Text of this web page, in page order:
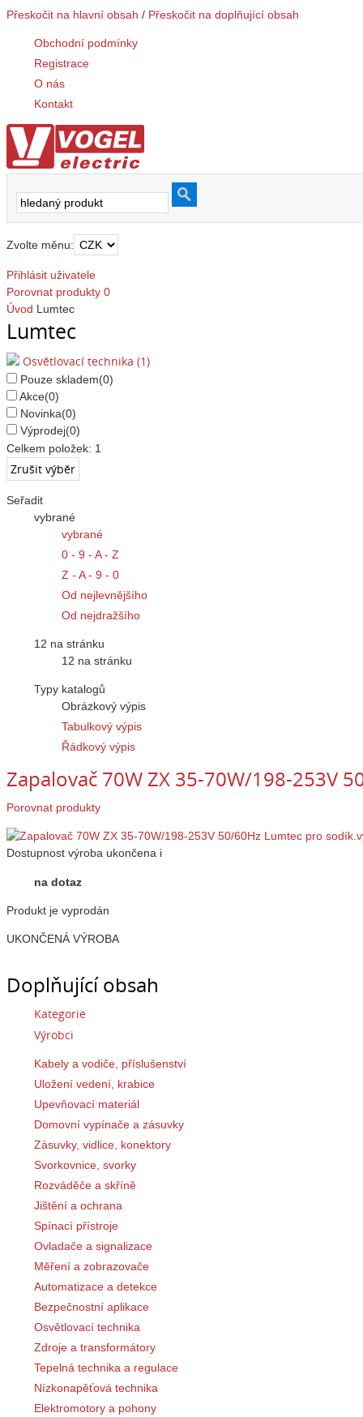
Přeskočit na hlavní obsah / Přeskočit na doplňující obsah
Obchodní podmínky
Registrace
O nás
Kontakt
Zvolte měnu:
Přihlásit uživatele
Porovnat produkty 0
Úvod Lumtec
Lumtec
Osvětlovací technika (1)
Pouze skladem(0)
Akce(0)
Novinka(0)
Výprodej(0)
Celkem položek: 1
Seřadit
vybrané
vybrané
0 - 9 - A - Z
Z - A - 9 - 0
Od nejlevnějšího
Od nejdražšího
12 na stránku
12 na stránku
Typy katalogů
Obrázkový výpis
Tabulkový výpis
Řádkový výpis
Zapalovač 70W ZX 35-70W/198-253V
Porovnat produkty
Dostupnost výroba ukončena i
na dotaz
Produkt je vyprodán
UKONČENÁ VÝROBA
Doplňující obsah
Kategorie
Výrobci
Kabely a vodiče, příslušenství
Uložení vedení, krabice
Upevňovací materiál
Domovní vypínače a zásuvky
Zásuvky, vidlice, konektory
Svorkovnice, svorky
Rozváděče a skříně
Jištění a ochrana
Spínací přístroje
Ovladače a signalizace
Měření a zobrazovače
Automatizace a detekce
Bezpečnostní aplikace
Osvětlovací technika
Zdroje a transformátory
Tepelná technika a regulace
Nízkonapěťová technika
Elektromotory a pohony